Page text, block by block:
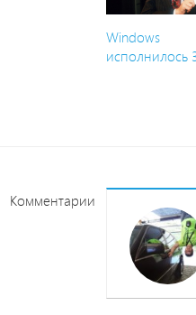
Windows
исполнилось
Комментарии